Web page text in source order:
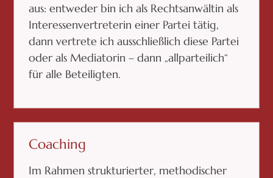
aus: entweder bin ich als Rechtsanwältin als
Interessenvertreterin einer Partei tätig,
dann vertrete ich ausschließlich diese Partei
oder als Mediatorin – dann „allparteilich“
für alle Beteiligten.
Coaching
Im Rahmen strukturierter, methodischer